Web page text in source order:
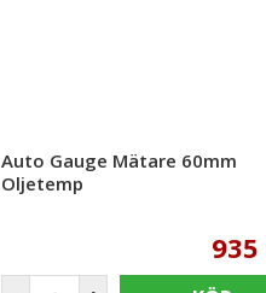
Auto Gauge Mätare 60mm
Oljetemp